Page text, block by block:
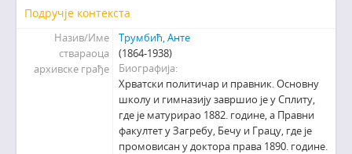
Подручје контекста
Назив/Име
ствараоца
архивске грађе
Трумбић, Анте
(1864-1938)
Биографија
Хрватски политичар и правник. Основну
школу и гимназију завршио је у Сплиту,
где је матурирао 1882. године, а Правни
факултет у Загребу, Бечу и Грацу, где је
промовисан у доктора права 1890. године.